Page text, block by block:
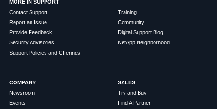
MORE IN SUPPORT
Contact Support
Report an Issue
Provide Feedback
Security Advisories
Support Policies and Offerings
Training
Community
Digital Support Blog
NetApp Neighborhood
COMPANY
Newsroom
Events
SALES
Try and Buy
Find A Partner